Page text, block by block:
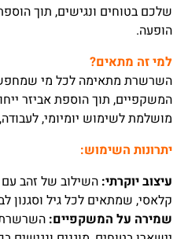
שלכם בטוחים ונגישים, תוך
הופעה.
למי זה מתאים?
השרשרת מתאימה לכל מי
המשקפיים, תוך הוספת אביזר
מושלמת לשימוש יומיומי,
יתרונות השימוש:
עיצוב יוקרתי: השילוב של זהב עם
קלאסי, שמתאים לכל גיל וסגנון
שמירה על המשקפיים: